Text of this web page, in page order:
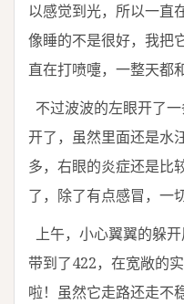
以感觉到光，所以一直
像睡的不是很好，我把
直在打喷嚏，一整天都
不过波波的左眼开了
开了，虽然里面还是水
多，右眼的炎症还是比
了，除了有点感冒，一
上午，小心翼翼的躲
带到了422，在宽敞的
啦！虽然它走路还走不